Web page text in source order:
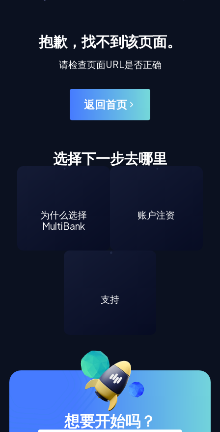
抱歉，找不到该页面。
请检查页面URL是否正确
返回首页
选择下一步去哪里
为什么选择
MultiBank
账户注资
支持
想要开始吗？